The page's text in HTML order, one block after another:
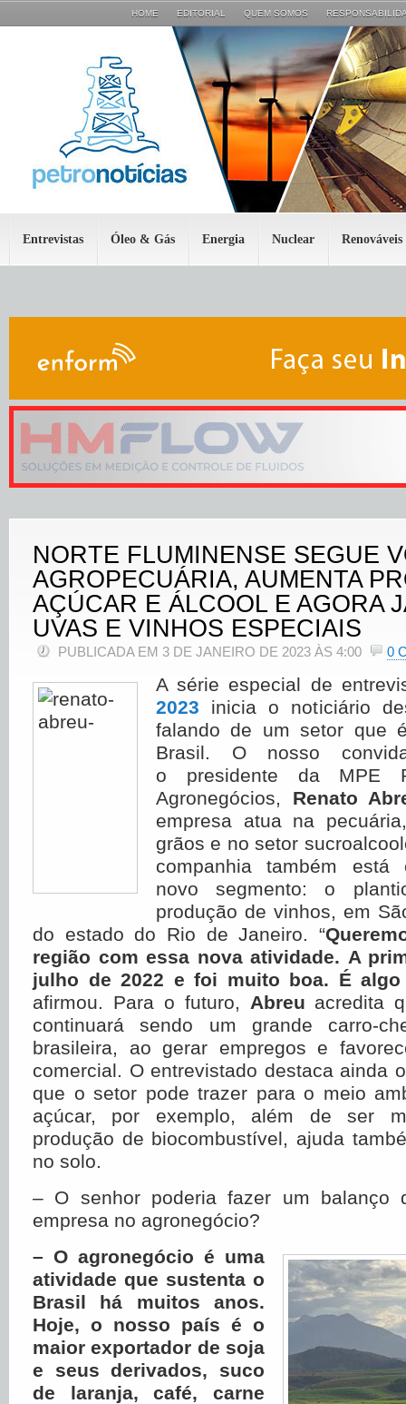
HOME EDITORIAL QUEM SOMOS
Entrevistas Óleo & Gás Energia Nuclear Renováveis
NORTE FLUMINENSE SEGUE
AGROPECUÁRIA, AUMENTA
AÇÚCAR E ÁLCOOL E AGORA
UVAS E VINHOS ESPECIAIS
PUBLICADA EM 3 DE JANEIRO DE 2023 ÀS 4:00 0
A série especial de
2023 inicia o noticiário
falando de um setor que
Brasil. O nosso
o presidente da MPE
Agronegócios, Renato
empresa atua na
grãos e no setor
companhia também
novo segmento: o
produção de vinhos, em
do estado do Rio de Janeiro. “
região com essa nova atividade. A
julho de 2022 e foi muito boa. É algo
afirmou. Para o futuro, Abreu acredita
continuará sendo um grande carro-
brasileira, ao gerar empregos e
comercial. O entrevistado destaca ainda
que o setor pode trazer para o meio
açúcar, por exemplo, além de ser
produção de biocombustível, ajuda
no solo.
– O senhor poderia fazer um balanço
empresa no agronegócio?
– O agronegócio é uma
atividade que sustenta o
Brasil há muitos anos.
Hoje, o nosso país é o
maior exportador de soja
e seus derivados, suco
de laranja, café, carne